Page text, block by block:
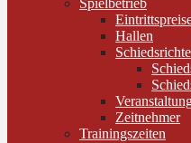
Spielbetrieb
Hallen
Zeitnehmer
Trainingszeiten